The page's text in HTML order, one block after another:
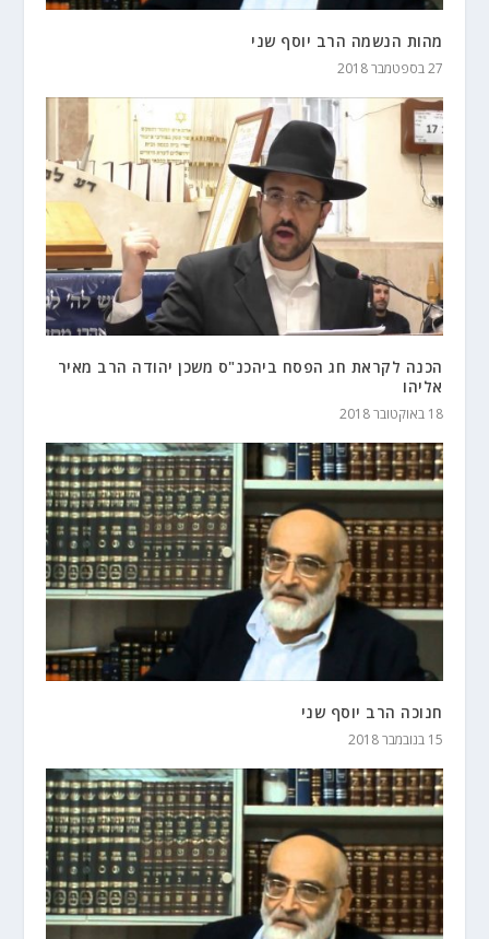
מהות הנשמה הרב יוסף שני
27 בספטמבר 2018
הכנה לקראת חג הפסח ביהכנ"ס משכן יהודה הרב מאיר
אליהו
18 באוקטובר 2018
חנוכה הרב יוסף שני
15 בנובמבר 2018